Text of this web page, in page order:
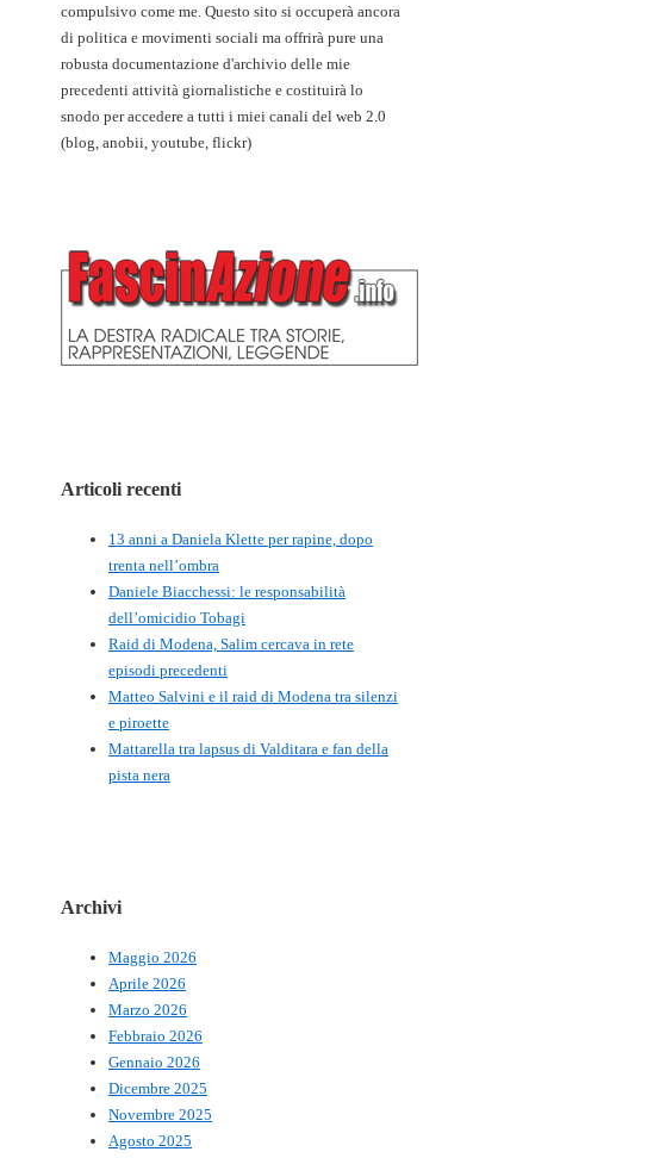
compulsivo come me. Questo sito si occuperà ancora
di politica e movimenti sociali ma offrirà pure una
robusta documentazione d'archivio delle mie
precedenti attività giornalistiche e costituirà lo
snodo per accedere a tutti i miei canali del web 2.0
(blog, anobii, youtube, flickr)
Articoli recenti
13 anni a Daniela Klette per rapine, dopo
trenta nell’ombra
Daniele Biacchessi: le responsabilità
dell’omicidio Tobagi
Raid di Modena, Salim cercava in rete
episodi precedenti
Matteo Salvini e il raid di Modena tra silenzi
e piroette
Mattarella tra lapsus di Valditara e fan della
pista nera
Archivi
Maggio 2026
Aprile 2026
Marzo 2026
Febbraio 2026
Gennaio 2026
Dicembre 2025
Novembre 2025
Agosto 2025